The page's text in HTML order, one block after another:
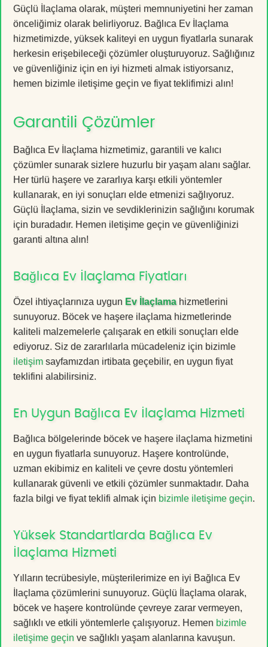
Güçlü İlaçlama olarak, müşteri memnuniyetini her zaman
önceliğimiz olarak belirliyoruz. Bağlıca Ev İlaçlama
hizmetimizde, yüksek kaliteyi en uygun fiyatlarla sunarak
herkesin erişebileceği çözümler oluşturuyoruz. Sağlığınız
ve güvenliğiniz için en iyi hizmeti almak istiyorsanız,
hemen bizimle iletişime geçin ve fiyat teklifimizi alın!
Garantili Çözümler
Bağlıca Ev İlaçlama hizmetimiz, garantili ve kalıcı
çözümler sunarak sizlere huzurlu bir yaşam alanı sağlar.
Her türlü haşere ve zararlıya karşı etkili yöntemler
kullanarak, en iyi sonuçları elde etmenizi sağlıyoruz.
Güçlü İlaçlama, sizin ve sevdiklerinizin sağlığını korumak
için buradadır. Hemen iletişime geçin ve güvenliğinizi
garanti altına alın!
Bağlıca Ev İlaçlama Fiyatları
Özel ihtiyaçlarınıza uygun Ev İlaçlamahizmetlerini
sunuyoruz. Böcek ve haşere ilaçlama hizmetlerinde
kaliteli malzemelerle çalışarak en etkili sonuçları elde
ediyoruz. Siz de zararlılarla mücadeleniz için bizimle
iletişim sayfamızdan irtibata geçebilir, en uygun fiyat
teklifini alabilirsiniz.
En Uygun Bağlıca Ev İlaçlama Hizmeti
Bağlıca bölgelerinde böcek ve haşere ilaçlama hizmetini
en uygun fiyatlarla sunuyoruz. Haşere kontrolünde,
uzman ekibimiz en kaliteli ve çevre dostu yöntemleri
kullanarak güvenli ve etkili çözümler sunmaktadır. Daha
fazla bilgi ve fiyat teklifi almak için bizimle iletişime geçin.
Yüksek Standartlarda Bağlıca Ev
İlaçlama Hizmeti
Yılların tecrübesiyle, müşterilerimize en iyi Bağlıca Ev
İlaçlama çözümlerini sunuyoruz. Güçlü İlaçlama olarak,
böcek ve haşere kontrolünde çevreye zarar vermeyen,
sağlıklı ve etkili yöntemlerle çalışıyoruz. Hemen bizimle
iletişime geçin ve sağlıklı yaşam alanlarına kavuşun.